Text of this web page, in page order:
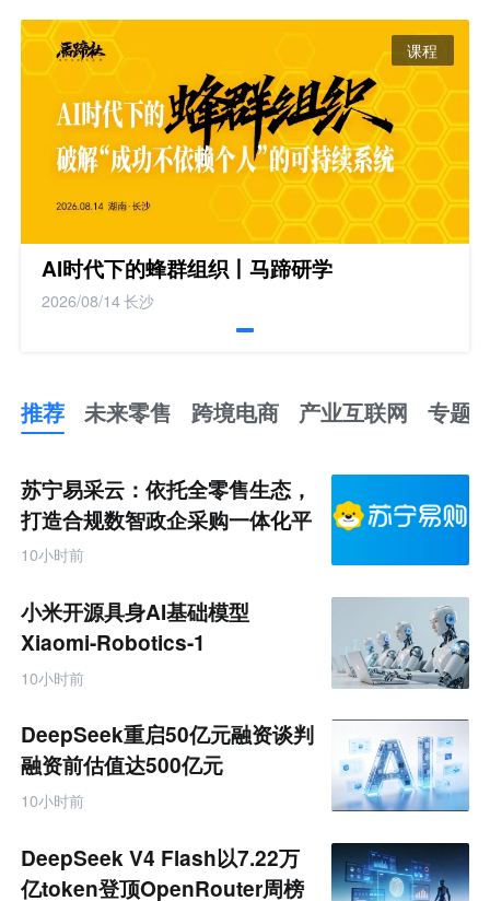
课程
AI时代下的蜂群组织丨马蹄研学
2026/08/14长沙
推荐 未来零售 跨境电商 产业互联网 专题
未
来
零
售
跨
境
商
产
业
互
联
网
苏宁易采云：依托全零售生态，
打造合规数智政企采购一体化平
台
10小时前
小米开源具身AI基础模型
Xiaomi-Robotics-1
10小时前
DeepSeek重启50亿元融资谈判
融资前估值达500亿元
10小时前
DeepSeek V4 Flash以7.22万
亿token登顶OpenRouter周榜